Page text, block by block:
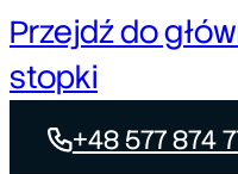
Przejdź do
stopki
+48 577 874